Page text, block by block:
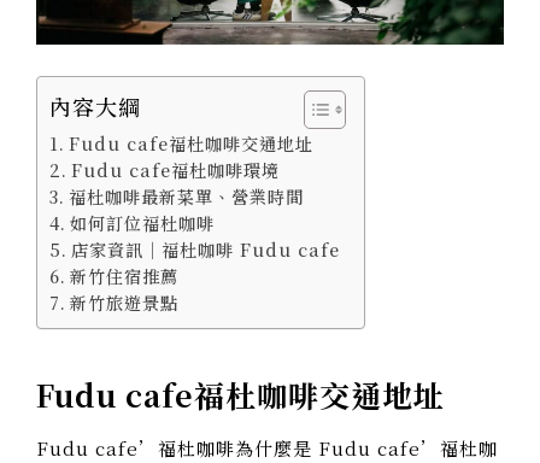
內容大綱
Fudu cafe福杜咖啡交通地址
Fudu cafe福杜咖啡環境
福杜咖啡最新菜單、營業時間
如何訂位福杜咖啡
店家資訊｜福杜咖啡 Fudu cafe
新竹住宿推薦
新竹旅遊景點
Fudu cafe福杜咖啡交通地址
Fudu cafe’福杜咖啡為什麼是 Fudu cafe’福杜咖